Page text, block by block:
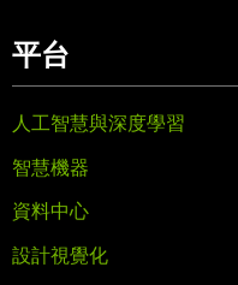
平台
人工智慧與深度學習
智慧機器
資料中心
設計視覺化